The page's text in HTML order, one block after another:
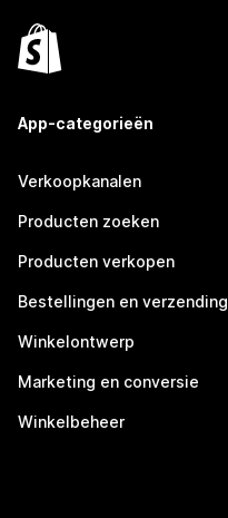
App-categorieën
Verkoopkanalen
Producten zoeken
Producten verkopen
Bestellingen en verzending
Winkelontwerp
Marketing en conversie
Winkelbeheer